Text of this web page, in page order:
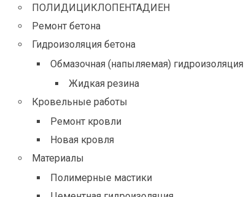
ПОЛИДИЦИКЛОПЕНТАДИЕН
Ремонт бетона
Гидроизоляция бетона
Обмазочная (напыляемая) гидроизоляция
Жидкая резина
Кровельные работы
Ремонт кровли
Новая кровля
Материалы
Полимерные мастики